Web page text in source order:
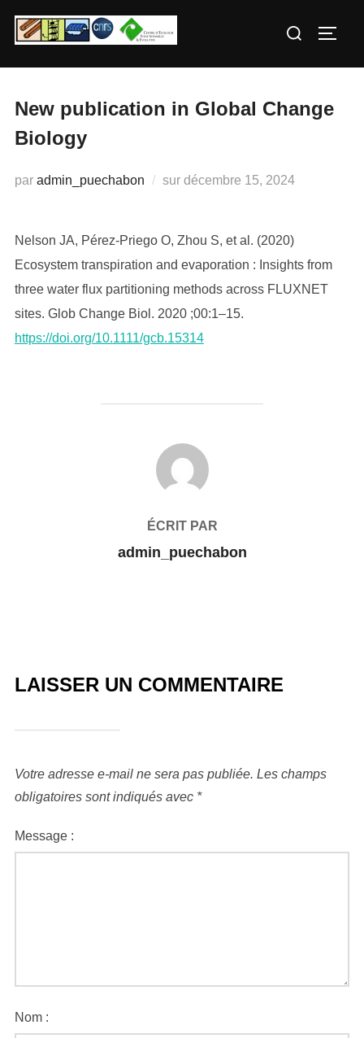
Rechercher :
New publication in Global Change
Biology
par admin_puechabon sur Publié
décembre 15, 2024
Nelson JA, Pérez-Priego O, Zhou S, et al. (2020)
Ecosystem transpiration and evaporation : Insights from
three water flux partitioning methods across FLUXNET
sites. Glob Change Biol. 2020 ;00:1–15.
https://doi.org/10.1111/gcb.15314
AUTEUR DE LA PUBLICATION
ÉCRIT PAR
admin_puechabon
LAISSER UN COMMENTAIRE
Votre adresse e-mail ne sera pas publiée. Les champs
obligatoires sont indiqués avec *
Message :
Nom :